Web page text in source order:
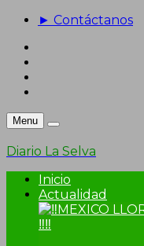
► Contáctanos
Menu
Diario La Selva
Inicio
Actualidad